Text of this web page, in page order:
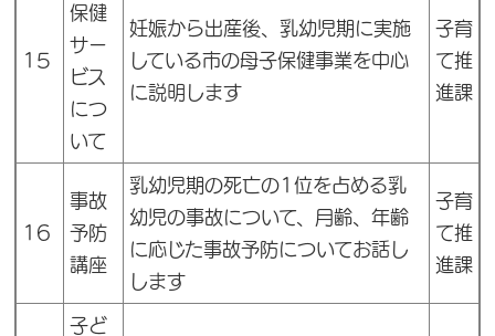
15
保健
サー
ビス
につ
いて
妊娠から出産後、乳幼児期に実施
している市の母子保健事業を中心
に説明します
子育
て推
進課
16
事故
予防
講座
乳幼児期の死亡の1位を占める乳
幼児の事故について、月齢、年齢
に応じた事故予防についてお話し
します
子育
て推
進課
子ど